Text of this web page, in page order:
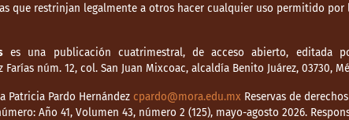
que restrinjan legalmente a otros hacer cualquier uso permitido por
es una publicación cuatrimestral, de acceso abierto, editada
Farías núm. 12, col. San Juan Mixcoac, alcaldía Benito Juárez, 03730,
Patricia Pardo Hernández cpardo@mora.edu.mx Reservas de
Año 41, Volumen 43, número 2 (125), mayo-agosto 2026.